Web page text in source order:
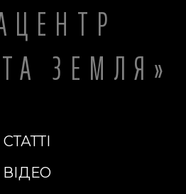
ЗЕМЛЯ»
СТАТТІ
ВІДЕО